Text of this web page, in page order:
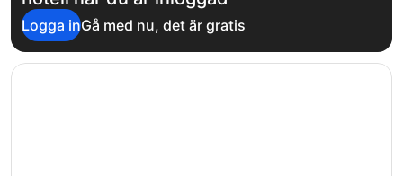
Logga inGå med nu, det är gratis
Öppnas i ett nytt fönster
The Tower Hotel, by Thistle